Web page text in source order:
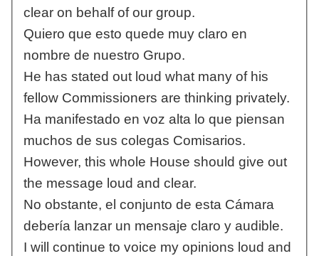
clear on behalf of our group.
Quiero que esto quede muy claro en
nombre de nuestro Grupo.
He has stated out loud what many of his
fellow Commissioners are thinking privately.
Ha manifestado en voz alta lo que piensan
muchos de sus colegas Comisarios.
However, this whole House should give out
the message loud and clear.
No obstante, el conjunto de esta Cámara
debería lanzar un mensaje claro y audible.
I will continue to voice my opinions loud and